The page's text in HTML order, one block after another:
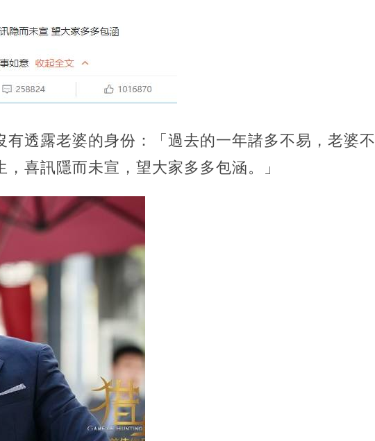
透露老婆的身份：「過去的一年諸多不易，老婆不
喜訊隱而未宣，望大家多多包涵。」